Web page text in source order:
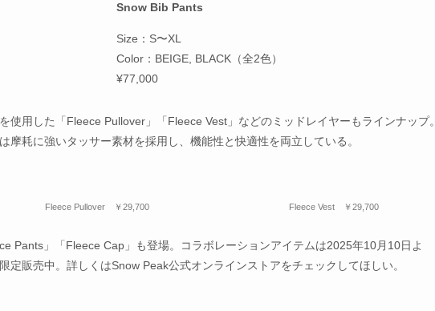
Snow Bib Pants
Size：S〜XL
Color：BEIGE, BLACK（全2色）
¥77,000
使用した「Fleece Pullover」「Fleece Vest」などのミッドレイヤーもラインナップ。
耗に強いタッサー素材を採用し、機能性と快適性を両立している。
Fleece Pullover ￥29,700 Fleece Vest ￥29,700
Pants」「Fleece Cap」も登場。コラボレーションアイテムは2025年10月10日よ
定販売中。詳しくはSnow Peak公式オンラインストアをチェックしてほしい。